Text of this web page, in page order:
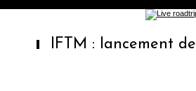
: lancement des